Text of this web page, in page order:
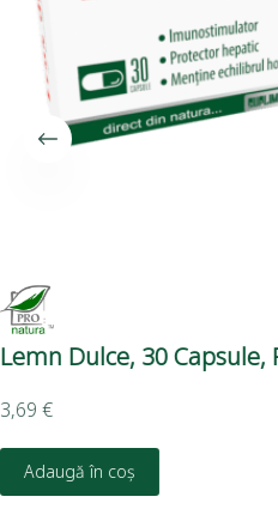
Lemn Dulce, 30 Capsule,
3,69 €
Adaugă în coș